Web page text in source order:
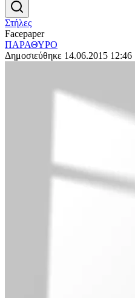
Στήλες
Facepaper
ΠΑΡΑΘΥΡΟ
Δημοσιεύθηκε 14.06.2015 12:46